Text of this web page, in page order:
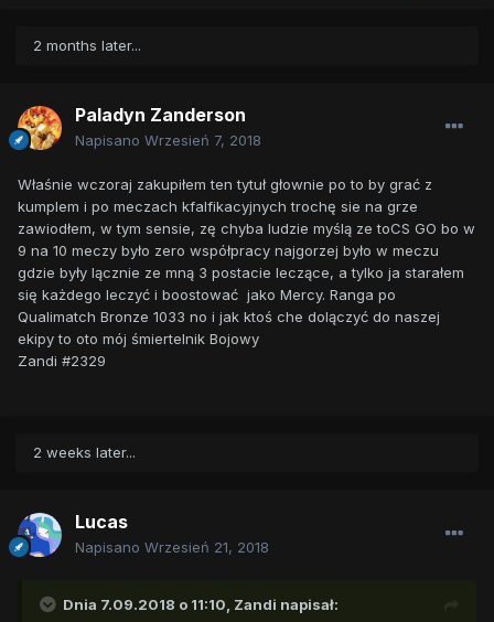
2 months later...
Paladyn Zanderson
Napisano Wrzesień 7, 2018
Właśnie wczoraj zakupiłem ten tytuł głownie po to by grać z
kumplem i po meczach kfalfikacyjnych trochę sie na grze
zawiodłem, w tym sensie, zę chyba ludzie myślą ze toCS GO bo w
9 na 10 meczy było zero współpracy najgorzej było w meczu
gdzie były lącznie ze mną 3 postacie leczące, a tylko ja starałem
się każdego leczyć i boostować jako Mercy. Ranga po
Qualimatch Bronze 1033 no i jak ktoś che dolączyć do naszej
ekipy to oto mój śmiertelnik Bojowy
Zandi #2329
2 weeks later...
Lucas
Napisano Wrzesień 21, 2018
Dnia 7.09.2018 o 11:10, Zandi napisał: